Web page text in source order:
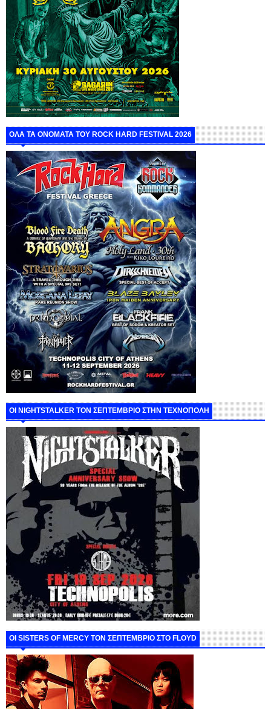
ΟΛΑ ΤΑ ΟΝΟΜΑΤΑ ΤΟΥ ROCK HARD FESTIVAL 2026
ΟΙ NIGHTSTALKER ΤΟΝ ΣΕΠΤΕΜΒΡΙΟ ΣΤΗΝ ΤΕΧΝΟΠΟΛΗ
ΟΙ SISTERS OF MERCY ΤΟΝ ΣΕΠΤΕΜΒΡΙΟ ΣΤΟ FLOYD